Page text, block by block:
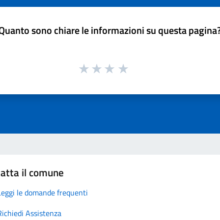
sono chiare le informazioni su questa
il comune
le domande frequenti
Assistenza